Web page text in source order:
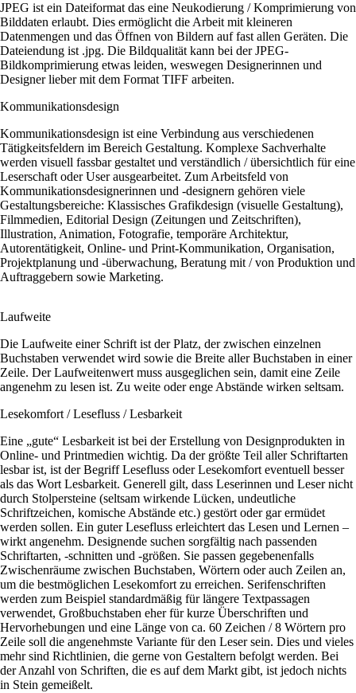
JPEG ist ein Dateiformat das eine Neukodierung / Komprimierung von
Bilddaten erlaubt. Dies ermöglicht die Arbeit mit kleineren
Datenmengen und das Öffnen von Bildern auf fast allen Geräten. Die
Dateiendung ist .jpg. Die Bildqualität kann bei der JPEG-
Bildkomprimierung etwas leiden, weswegen Designerinnen und
Designer lieber mit dem Format TIFF arbeiten.
Kommunikationsdesign
Kommunikationsdesign ist eine Verbindung aus verschiedenen
Tätigkeitsfeldern im Bereich Gestaltung. Komplexe Sachverhalte
werden visuell fassbar gestaltet und verständlich / übersichtlich für eine
Leserschaft oder User ausgearbeitet. Zum Arbeitsfeld von
Kommunikationsdesignerinnen und -designern gehören viele
Gestaltungsbereiche: Klassisches Grafikdesign (visuelle Gestaltung),
Filmmedien, Editorial Design (Zeitungen und Zeitschriften),
Illustration, Animation, Fotografie, temporäre Architektur,
Autorentätigkeit, Online- und Print-Kommunikation, Organisation,
Projektplanung und -überwachung, Beratung mit / von Produktion und
Auftraggebern sowie Marketing.
Laufweite
Die Laufweite einer Schrift ist der Platz, der zwischen einzelnen
Buchstaben verwendet wird sowie die Breite aller Buchstaben in einer
Zeile. Der Laufweitenwert muss ausgeglichen sein, damit eine Zeile
angenehm zu lesen ist. Zu weite oder enge Abstände wirken seltsam.
Lesekomfort / Lesefluss / Lesbarkeit
Eine „gute“ Lesbarkeit ist bei der Erstellung von Designprodukten in
Online- und Printmedien wichtig. Da der größte Teil aller Schriftarten
lesbar ist, ist der Begriff Lesefluss oder Lesekomfort eventuell besser
als das Wort Lesbarkeit. Generell gilt, dass Leserinnen und Leser nicht
durch Stolpersteine (seltsam wirkende Lücken, undeutliche
Schriftzeichen, komische Abstände etc.) gestört oder gar ermüdet
werden sollen. Ein guter Lesefluss erleichtert das Lesen und Lernen –
wirkt angenehm. Designende suchen sorgfältig nach passenden
Schriftarten, -schnitten und -größen. Sie passen gegebenenfalls
Zwischenräume zwischen Buchstaben, Wörtern oder auch Zeilen an,
um die bestmöglichen Lesekomfort zu erreichen. Serifenschriften
werden zum Beispiel standardmäßig für längere Textpassagen
verwendet, Großbuchstaben eher für kurze Überschriften und
Hervorhebungen und eine Länge von ca. 60 Zeichen / 8 Wörtern pro
Zeile soll die angenehmste Variante für den Leser sein. Dies und vieles
mehr sind Richtlinien, die gerne von Gestaltern befolgt werden. Bei
der Anzahl von Schriften, die es auf dem Markt gibt, ist jedoch nichts
in Stein gemeißelt.